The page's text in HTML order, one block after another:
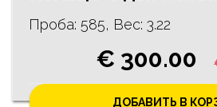
Проба: 585, Bес: 3.22
€ 300.00
ДОБАВИТЬ В